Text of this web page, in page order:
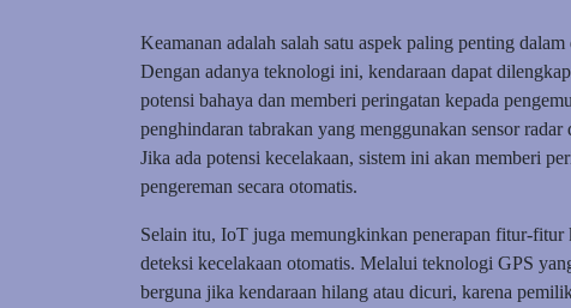
Keamanan adalah salah satu aspek paling penting
Dengan adanya teknologi ini, kendaraan dapat
potensi bahaya dan memberi peringatan kepada
penghindaran tabrakan yang menggunakan sensor
Jika ada potensi kecelakaan, sistem ini akan memberi
pengereman secara otomatis.
Selain itu, IoT juga memungkinkan penerapan fitur-fitur
deteksi kecelakaan otomatis. Melalui teknologi GPS
berguna jika kendaraan hilang atau dicuri, karena